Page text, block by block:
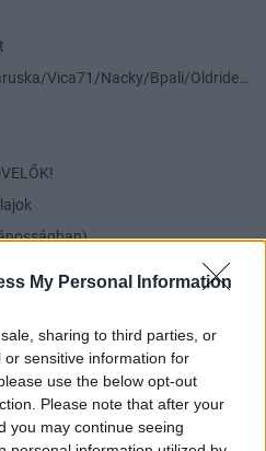
My Personal Information
sharing to third parties, or
sensitive information for
use the below opt-out
Please note that after your
you may continue seeing
és minden ami hozzá kapcsolódik